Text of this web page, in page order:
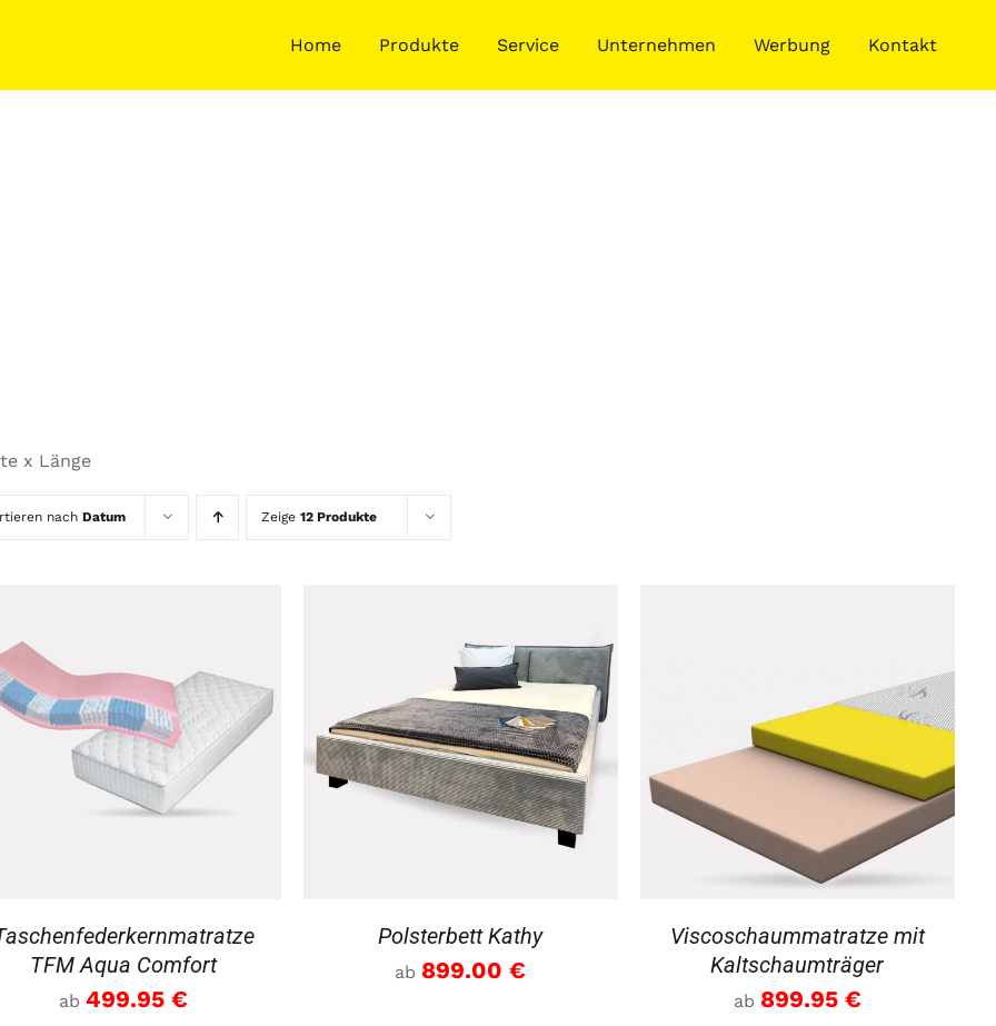
Home Produkte Service Unternehmen Werbung Kontakt
x Länge
nach Datum Zeige 12 Produkte
DETAILS
TFM Aqua Comfort
ab499.95€
DETAILS
Polsterbett Kathy
ab 899.00€
DETAILS
Viscoschaummatratze mit
Kaltschaumträger
ab 899.95 €